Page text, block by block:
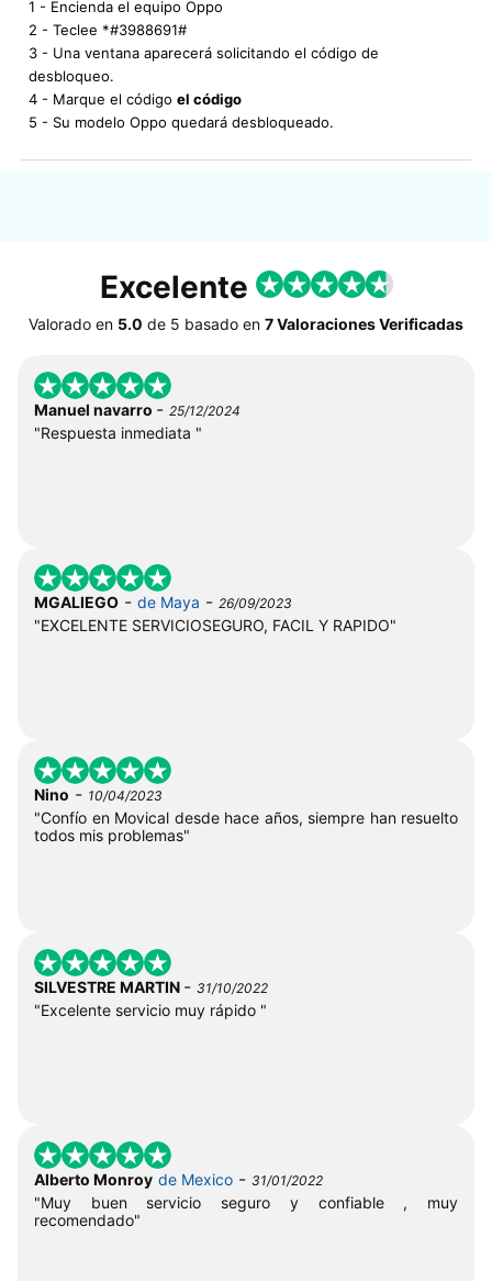
1 - Encienda el equipo Oppo
2 - Teclee *#3988691#
3 - Una ventana aparecerá solicitando el código de
desbloqueo.
4 - Marque el código el código
5 - Su modelo Oppo quedará desbloqueado.
Excelente
Valorado en 5.0 de 5 basado en 7 Valoraciones Verificadas
Manuel navarro - 25/12/2024
"Respuesta inmediata "
MGALIEGO - de Maya - 26/09/2023
"EXCELENTE SERVICIOSEGURO, FACIL Y RAPIDO"
Nino - 10/04/2023
"Confío en Movical desde hace años, siempre han resuelto
todos mis problemas"
SILVESTRE MARTIN - 31/10/2022
"Excelente servicio muy rápido "
Alberto Monroy de Mexico - 31/01/2022
"Muy buen servicio seguro y confiable , muy
recomendado"